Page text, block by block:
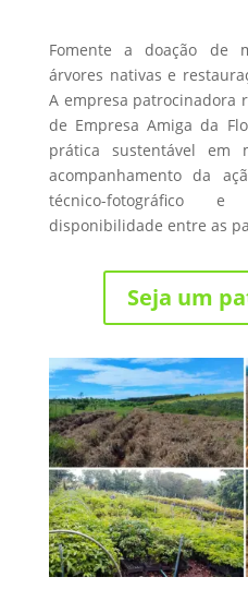
Fomente a doação de
árvores nativas e
A empresa patrocinadora
de Empresa Amiga da
prática sustentável em
acompanhamento da
técnico-fotográfico
disponibilidade entre as
Seja um